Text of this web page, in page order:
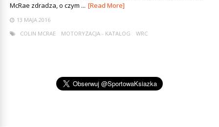
McRae zdradza, o czym ... [Read More]
13 MAJA 2016
COLIN MCRAE
MOTORYZACJA - KATALOG WRC